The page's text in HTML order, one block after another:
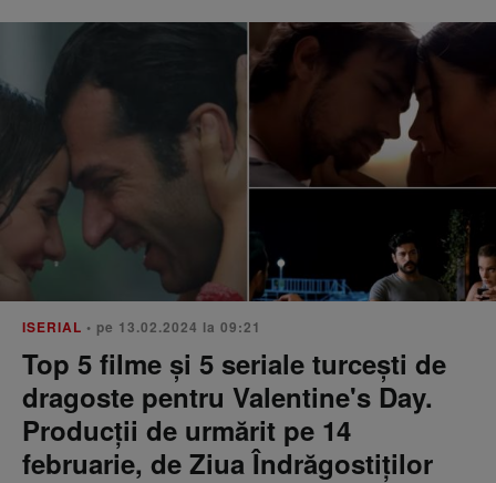
ISERIAL • pe 13.02.2024 la 09:21
Top 5 filme și 5 seriale turcești de
dragoste pentru Valentine's Day.
Producții de urmărit pe 14
februarie, de Ziua Îndrăgostiților